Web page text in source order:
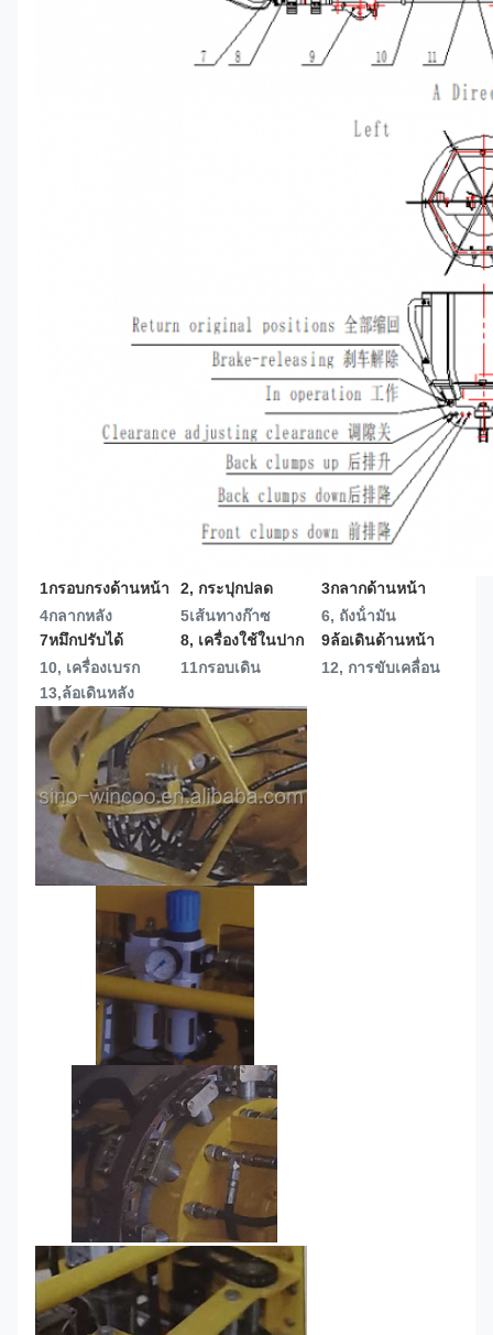
1กรอบกรงด้านหน้า
4กลากหลัง
2, กระปุกปลด
5เส้นทางก๊าซ
3กลากด้านหน้า
6, ถังน้ํามัน
7หมึกปรับได้
10, เครื่องเบรก
13,ล้อเดินหลัง
8, เครื่องใช้ในปาก
11กรอบเดิน
9ล้อเดินด้านหน้า
12, การขับเคลื่อน